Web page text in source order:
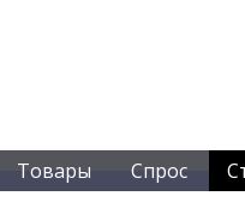
Товары Спрос